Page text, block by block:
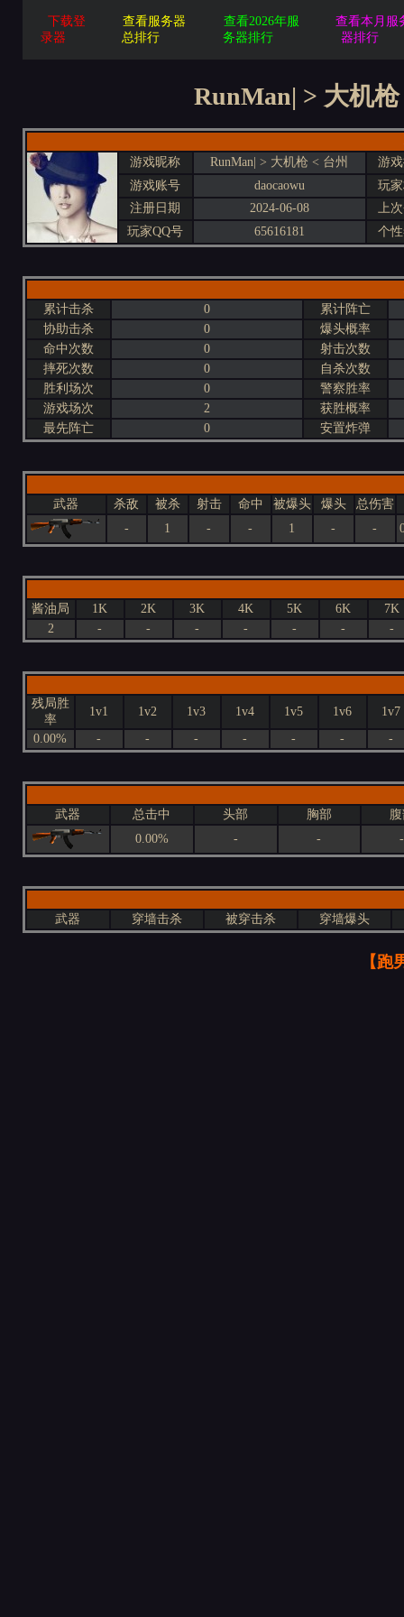
下载登
录器
查看服务器
总排行
查看2026年服
务器排行
查看本月服
器排行
RunMan| > 大机
游戏昵称 RunMan| > 大机枪 < 台州
游
游戏账号
daocaowu
玩
注册日期
2024-06-08
上
玩家QQ号
65616181 个
累计击杀 0
累计阵亡
协助击杀
0
爆头概率
命中次数
0
射击次数
摔死次数
0
自杀次数
胜利场次
0
警察胜率
游戏场次
2
获胜概率
最先阵亡
0 安置炸弹
武器 杀敌 被杀 射击 命中 被爆头 爆头 总伤害
-
1 - - 1 - -
酱油局 1K 2K 3K 4K 5K 6K
7K
2
- - - - - - -
残局胜
率
1v1 1v2 1v3 1v4 1v5 1v6
1v7
0.00%
- - - - - - -
武器 总击中 头部 胸部
0.00%
- - -
武器 穿墙击杀 被穿击杀 穿墙爆头
【跑